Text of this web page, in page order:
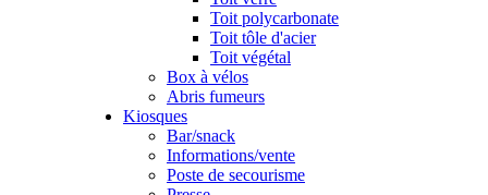
Toit polycarbonate
Toit tôle d'acier
Toit végétal
Box à vélos
Abris fumeurs
Kiosques
Bar/snack
Informations/vente
Poste de secourisme